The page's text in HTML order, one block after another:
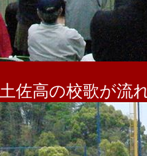
土佐高の校歌が流